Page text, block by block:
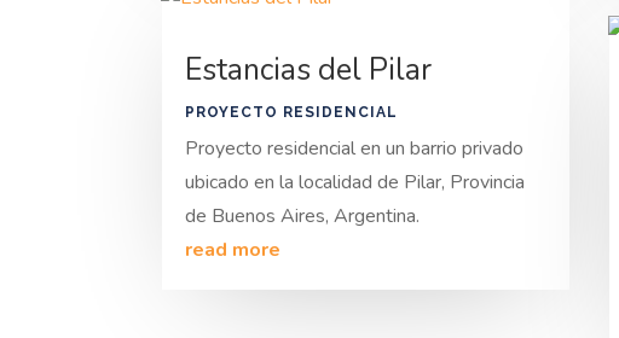
Estancias del Pilar
PROYECTO RESIDENCIAL
Proyecto residencial en un barrio privado
ubicado en la localidad de Pilar, Provincia
de Buenos Aires, Argentina.
read more